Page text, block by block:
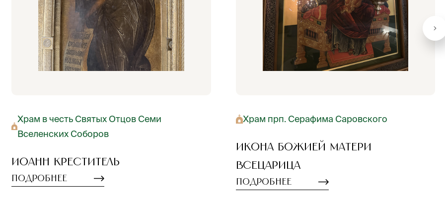
Храм в честь Святых Отцов Семи
Вселенских Соборов
Иоанн Креститель
Подробнее
Храм прп. Серафима Саровского
Икона Божией Матери
Всецарица
Подробнее